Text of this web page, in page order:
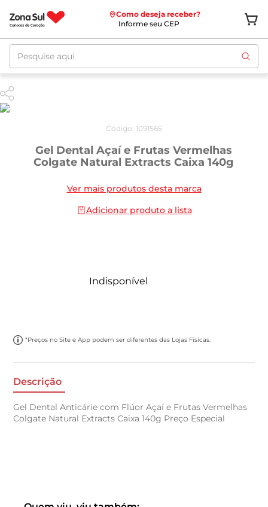
Como deseja receber?
Informe seu CEP
Pesquise aqui
Código: 1091565
Gel Dental Açaí e Frutas Vermelhas
Colgate Natural Extracts Caixa 140g
Ver mais produtos desta marca
Adicionar produto a lista
Indisponível
*Preços no Site e App podem ser diferentes das Lojas Físicas.
Descrição
Gel Dental Anticárie com Flúor Açaí e Frutas Vermelhas
Colgate Natural Extracts Caixa 140g Preço Especial